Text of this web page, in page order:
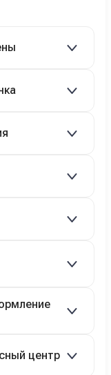
35–50%.
центр